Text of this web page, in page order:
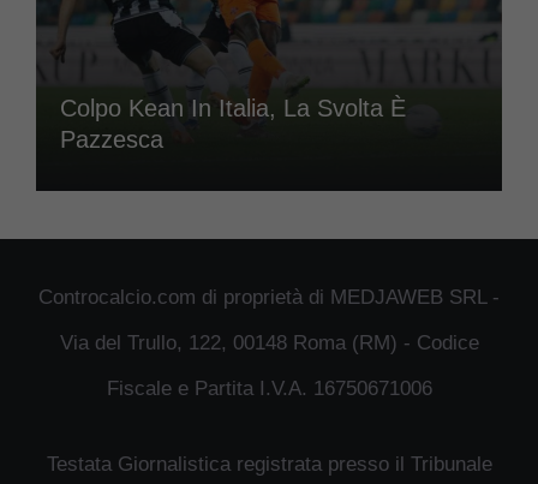
Colpo Kean In Italia, La Svolta È
Pazzesca
Controcalcio.com di proprietà di MEDJAWEB SRL -
Via del Trullo, 122, 00148 Roma (RM) - Codice
Fiscale e Partita I.V.A. 16750671006
Testata Giornalistica registrata presso il Tribunale